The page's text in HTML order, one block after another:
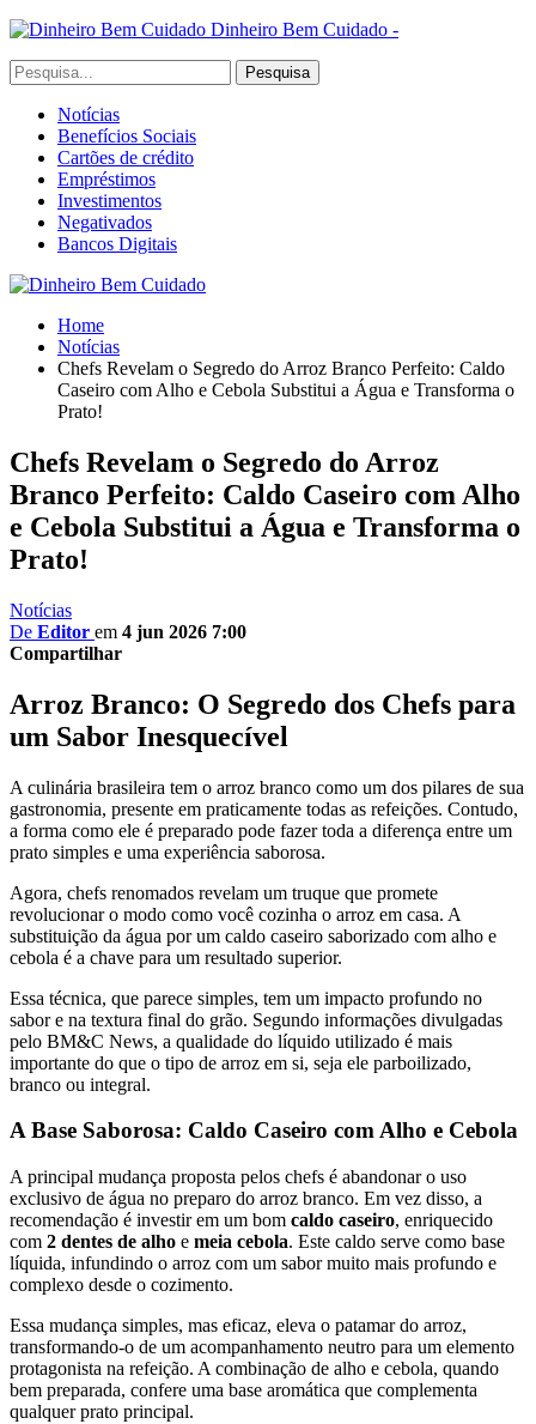
Dinheiro Bem Cuidado -
Notícias
Benefícios Sociais
Cartões de crédito
Empréstimos
Investimentos
Negativados
Bancos Digitais
Home
Notícias
Chefs Revelam o Segredo do Arroz Branco Perfeito: Caldo
Caseiro com Alho e Cebola Substitui a Água e Transforma o
Prato!
Chefs Revelam o Segredo do Arroz
Branco Perfeito: Caldo Caseiro com Alho
e Cebola Substitui a Água e Transforma o
Prato!
Notícias
De Editor em 4 jun 2026 7:00
Compartilhar
Arroz Branco: O Segredo dos Chefs para
um Sabor Inesquecível
A culinária brasileira tem o arroz branco como um dos pilares de sua
gastronomia, presente em praticamente todas as refeições. Contudo,
a forma como ele é preparado pode fazer toda a diferença entre um
prato simples e uma experiência saborosa.
Agora, chefs renomados revelam um truque que promete
revolucionar o modo como você cozinha o arroz em casa. A
substituição da água por um caldo caseiro saborizado com alho e
cebola é a chave para um resultado superior.
Essa técnica, que parece simples, tem um impacto profundo no
sabor e na textura final do grão. Segundo informações divulgadas
pelo BM&C News, a qualidade do líquido utilizado é mais
importante do que o tipo de arroz em si, seja ele parboilizado,
branco ou integral.
A Base Saborosa: Caldo Caseiro com Alho e Cebola
A principal mudança proposta pelos chefs é abandonar o uso
exclusivo de água no preparo do arroz branco. Em vez disso, a
recomendação é investir em um bom caldo caseiro, enriquecido
com 2 dentes de alho e meia cebola. Este caldo serve como base
líquida, infundindo o arroz com um sabor muito mais profundo e
complexo desde o cozimento.
Essa mudança simples, mas eficaz, eleva o patamar do arroz,
transformando-o de um acompanhamento neutro para um elemento
protagonista na refeição. A combinação de alho e cebola, quando
bem preparada, confere uma base aromática que complementa
qualquer prato principal.